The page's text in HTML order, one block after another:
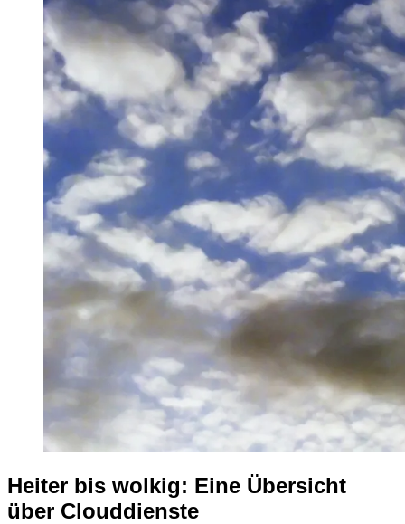
Heiter bis wolkig: Eine Übersicht
über Clouddienste